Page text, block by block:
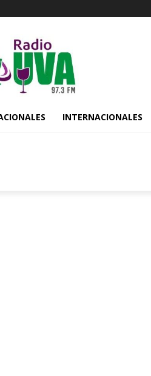
INTERNACIONALES